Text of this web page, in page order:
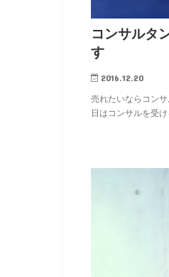
コンサルタ
す
2016.12.20
売れたいならコン
日はコンサルを受